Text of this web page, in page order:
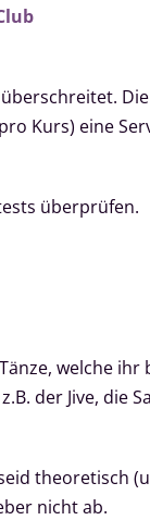
Kurs) eine
überprüfen.
welche
der Jive, die
theoretisch
nicht ab.